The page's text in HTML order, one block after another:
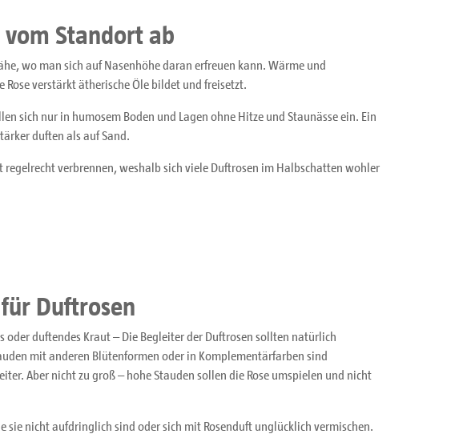
Standort ab
wo man sich auf Nasenhöhe daran erfreuen kann. Wärme und
verstärkt ätherische Öle bildet und freisetzt.
sich nur in humosem Boden und Lagen ohne Hitze und Staunässe ein. Ein
duften als auf Sand.
regelrecht verbrennen, weshalb sich viele Duftrosen im Halbschatten wohler
Duftrosen
oder duftendes Kraut – Die Begleiter der Duftrosen sollten natürlich
mit anderen Blütenformen oder in Komplementärfarben sind
Aber nicht zu groß – hohe Stauden sollen die Rose umspielen und nicht
sie nicht aufdringlich sind oder sich mit Rosenduft unglücklich vermischen.